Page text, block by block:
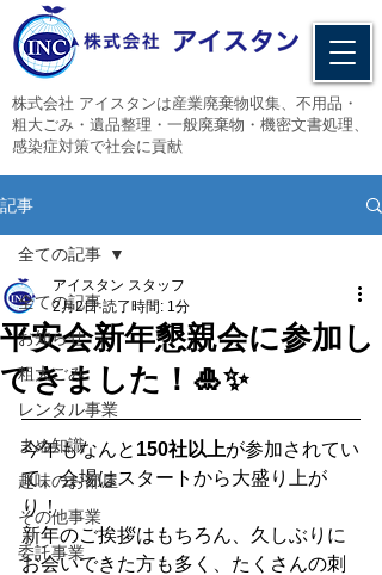
​株式会社 アイスタンは産業廃棄物収集、不用品・
粗大ごみ・遺品整理・一般廃棄物・機密文書処理、
感染症対策で社会に貢献
記事
全ての記事
お知らせ
粗大ごみ
レンタル事業
まめ知識
趣味のお部屋
その他事業
委託事業
全ての記事
平安会新年懇親会に参加し
てきました！🎍✨
アイスタン スタッフ
2月2日 読了時間: 1分
今年もなんと 150社以上が参加されてい
て、会場はスタートから大盛り上が
り！
新年のご挨拶はもちろん、久しぶりに
お会いできた方も多く、たくさんの刺